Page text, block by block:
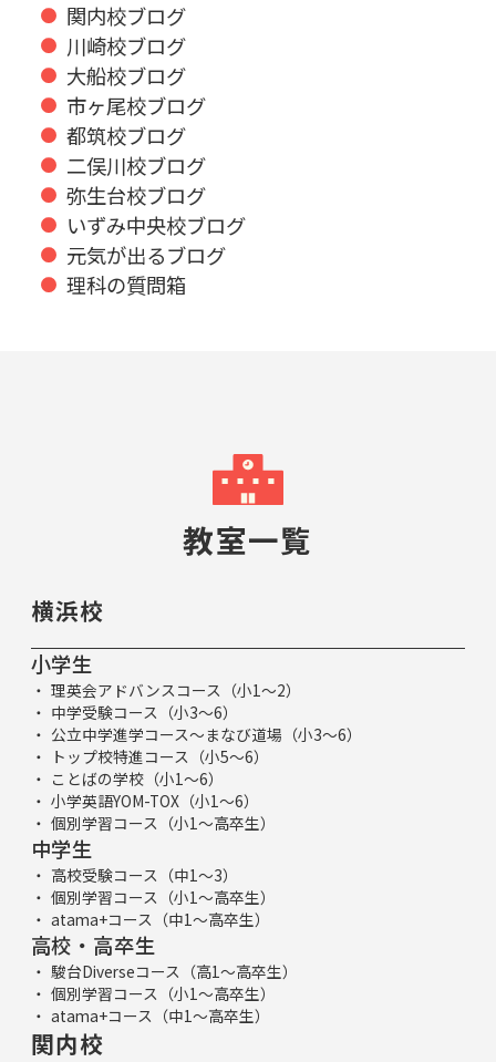
関内校ブログ
川崎校ブログ
大船校ブログ
市ヶ尾校ブログ
都筑校ブログ
二俣川校ブログ
弥生台校ブログ
いずみ中央校ブログ
元気が出るブログ
理科の質問箱
教室一覧
横浜校
小学生
理英会アドバンスコース（小1～2）
中学受験コース（小3～6）
公立中学進学コース～まなび道場（小3～6）
トップ校特進コース（小5～6）
ことばの学校（小1～6）
小学英語YOM-TOX（小1～6）
個別学習コース（小1～高卒生）
中学生
高校受験コース（中1～3）
個別学習コース（小1～高卒生）
atama+コース（中1～高卒生）
高校・高卒生
駿台Diverseコース（高1～高卒生）
個別学習コース（小1～高卒生）
atama+コース（中1～高卒生）
関内校